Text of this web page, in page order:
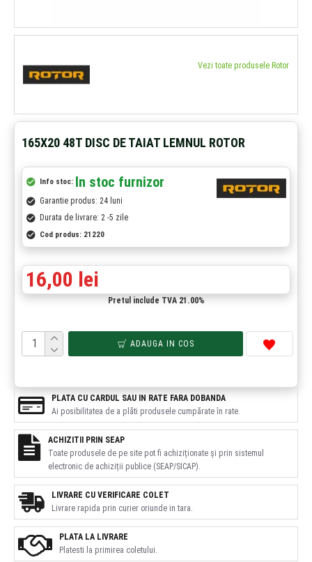
Vezi toate produsele Rotor
165X20 48T DISC DE TAIAT LEMNUL ROTOR
Info stoc: In stoc furnizor
Garantie produs: 24 luni
Durata de livrare: 2 -5 zile
Cod produs: 21220
16,00 lei
Pretul include TVA 21.00%
ADAUGA IN COS
PLATA LA LIVRARE
Platesti la primirea coletului.
LIVRARE CU VERIFICARE COLET
Livrare rapida prin curier oriunde in tara.
PLATA CU CARDUL SAU IN RATE FARA DOBANDA
Ai posibilitatea de a plăti produsele cumpărate în rate.
ACHIZITII PRIN SEAP
Toate produsele de pe site pot fi achiziționate și prin sistemul
electronic de achiziții publice (SEAP/SICAP).